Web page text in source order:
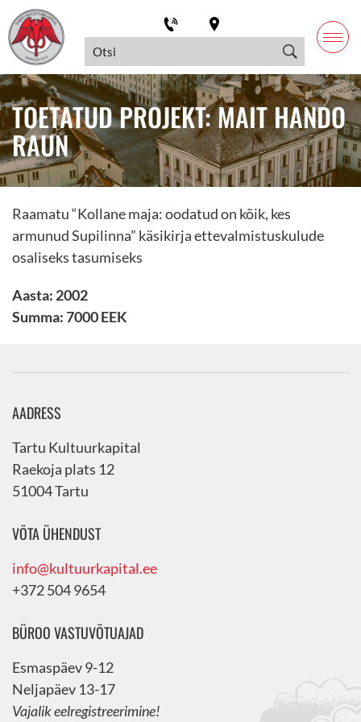
TOETATUD PROJEKT: MAIT HANDO
RAUN
Raamatu “Kollane maja: oodatud on kõik, kes
armunud Supilinna” käsikirja ettevalmistuskulude
osaliseks tasumiseks
Aasta: 2002
Summa: 7000 EEK
AADRESS
Tartu Kultuurkapital
Raekoja plats 12
51004 Tartu
VÕTA ÜHENDUST
info@kultuurkapital.ee
+372 504 9654
BÜROO VASTUVÕTUAJAD
Esmaspäev 9-12
Neljapäev 13-17
Vajalik eelregistreerimine!